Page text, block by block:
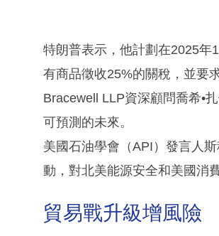
特朗普表示，他計劃在2025年
有商品徵收25%的關稅，並要
Bracewell LLP資深顧問喬希•
可預測的未來。
美國石油學會（API）發言人
動，對北美能源安全和美國消
貿易戰升級增風險